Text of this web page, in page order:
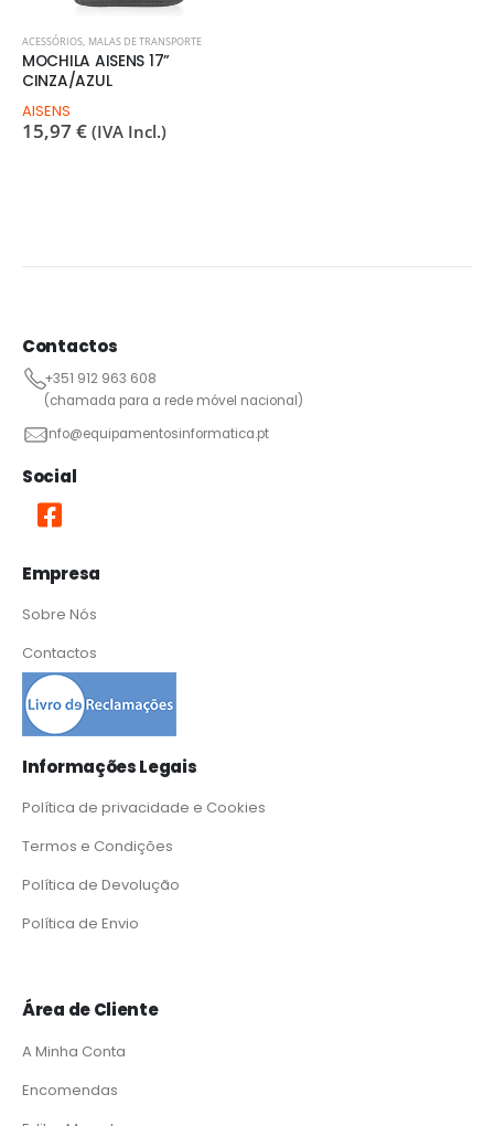
ACESSÓRIOS, MALAS DE TRANSPORTE
MOCHILA AISENS 17”
CINZA/AZUL
AISENS
15,97 € (IVA Incl.)
Contactos
+351 912 963 608
(chamada para a rede móvel nacional)
info@equipamentosinformatica.pt
Social
Empresa
Sobre Nós
Contactos
Informações Legais
Política de privacidade e Cookies
Termos e Condições
Política de Devolução
Política de Envio
Área de Cliente
A Minha Conta
Encomendas